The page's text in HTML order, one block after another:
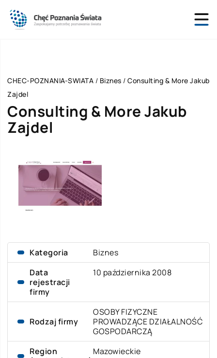
CHEC-POZNANIA-SWIATA / Biznes / Consulting & More Jakub
Zajdel
Consulting & More Jakub
Zajdel
Kategoria
Biznes
Data
rejestracji
firmy
10 października 2008
Rodzaj firmy
OSOBY FIZYCZNE
PROWADZĄCE DZIAŁALNOŚĆ
GOSPODARCZĄ
Region
Mazowieckie